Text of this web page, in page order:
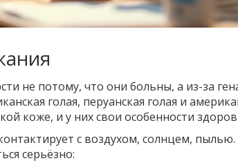
не потому, что они больны, а из-за
голая, перуанская голая и
коже, и у них свои особенности
с воздухом, солнцем, пылью.
серьёзно: